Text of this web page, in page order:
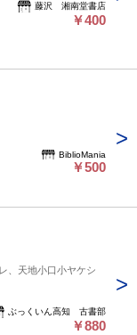
藤沢 湘南堂書店
￥400
BiblioMania
￥500
、天地小口小ヤケシ
ぶっくいん高知 古書部
￥880